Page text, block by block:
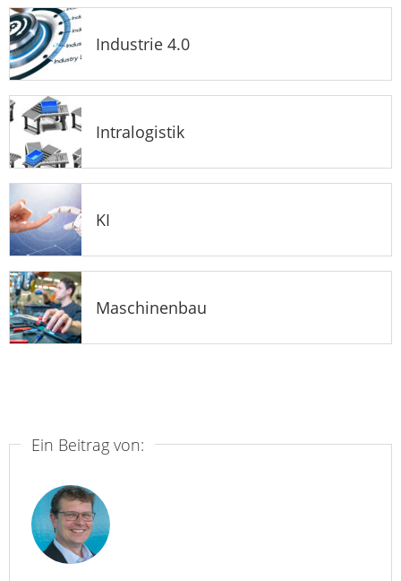
Industrie 4.0
Intralogistik
KI
Maschinenbau
Ein Beitrag von: